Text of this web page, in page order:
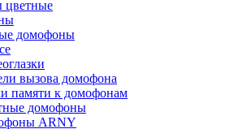
домофоны
вызова домофона
памяти к домофонам
домофоны
ARNY